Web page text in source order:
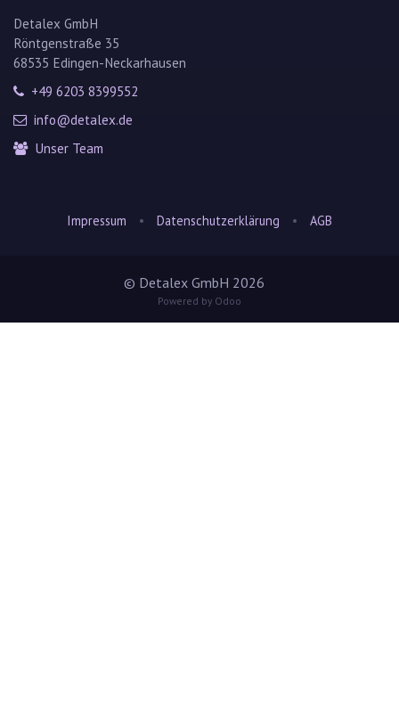
Detalex GmbH
Röntgenstraße 35
68535 Edingen-Neckarhausen
+49 6203 8399552
info@detalex.de
Unser Team
Impressum • Datenschutzerklärung • AGB
© Detalex GmbH 2026